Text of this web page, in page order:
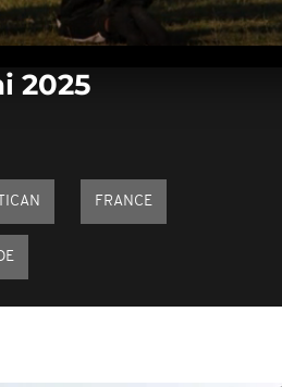
2025
FRANCE